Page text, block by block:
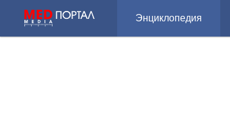
Энциклопедия